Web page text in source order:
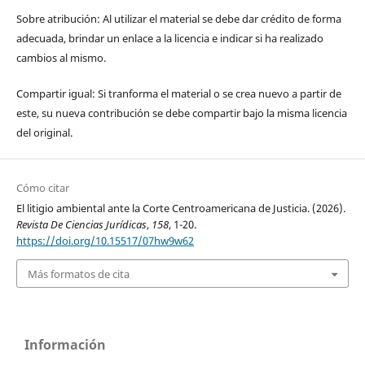
Sobre atribución: Al utilizar el material se debe dar crédito de forma
adecuada, brindar un enlace a la licencia e indicar si ha realizado
cambios al mismo.
Compartir igual: Si tranforma el material o se crea nuevo a partir de
este, su nueva contribución se debe compartir bajo la misma licencia
del original.
Cómo citar
El litigio ambiental ante la Corte Centroamericana de Justicia. (2026).
Revista De Ciencias Jurídicas, 158, 1-20.
https://doi.org/10.15517/07hw9w62
Más formatos de cita
Información